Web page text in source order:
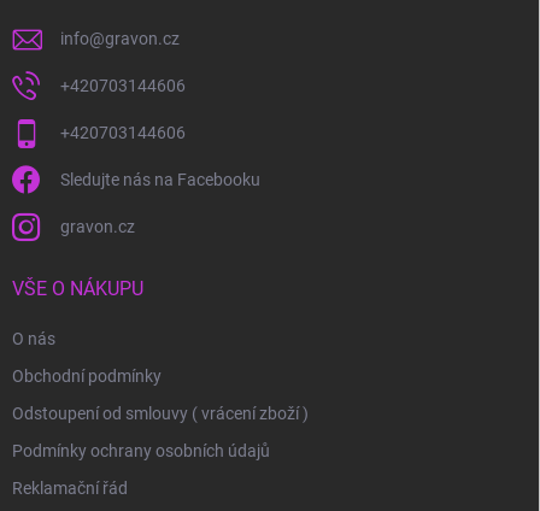
info@gravon.cz
+420703144606
+420703144606
Sledujte nás na Facebooku
gravon.cz
VŠE O NÁKUPU
O nás
Obchodní podmínky
Odstoupení od smlouvy ( vrácení zboží )
Podmínky ochrany osobních údajů
Reklamační řád